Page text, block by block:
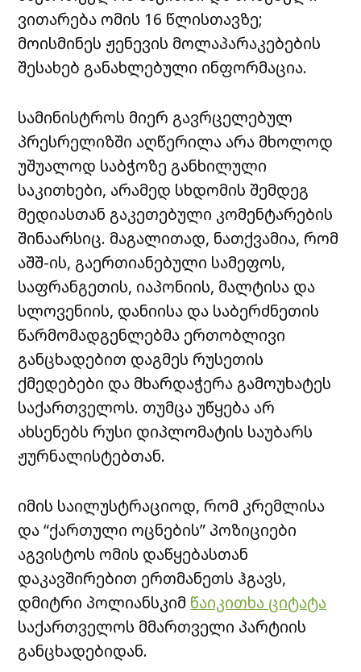
ვითარება ომის 16 წლისთავზე;
მოისმინეს ჟენევის მოლაპარაკებების
შესახებ განახლებული ინფორმაცია.
სამინისტროს მიერ გავრცელებულ
პრესრელიზში აღწერილა არა მხოლოდ
უშუალოდ საბჭოზე განხილული
საკითხები, არამედ სხდომის შემდეგ
მედიასთან გაკეთებული კომენტარების
შინაარსიც. მაგალითად, ნათქვამია, რომ
აშშ-ის, გაერთიანებული სამეფოს,
საფრანგეთის, იაპონიის, მალტისა და
სლოვენიის, დანიისა და საბერძნეთის
წარმომადგენლებმა ერთობლივი
განცხადებით დაგმეს რუსეთის
ქმედებები და მხარდაჭერა გამოუხატეს
საქართველოს. თუმცა უწყება არ
ახსენებს რუსი დიპლომატის საუბარს
ჟურნალისტებთან.
იმის საილუსტრაციოდ, რომ კრემლისა
და “ქართული ოცნების” პოზიციები
აგვისტოს ომის დაწყებასთან
დაკავშირებით ერთმანეთს ჰგავს,
დმიტრი პოლიანსკიმ წაიკითხა ციტატა
საქართველოს მმართველი პარტიის
განცხადებიდან.